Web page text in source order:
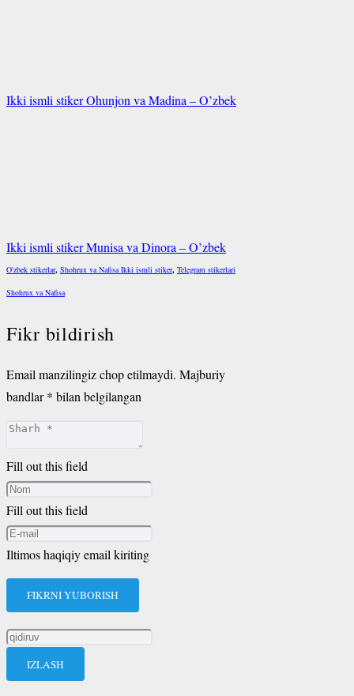
Ikki ismli stiker Ohunjon va Madina – O’zbek
Ikki ismli stiker Munisa va Dinora – O’zbek
O'zbek stikerlar, Shohrux va Nafisa Ikki ismli stiker, Telegram stikerlari
Shohrux va Nafisa
Fikr bildirish
Email manzilingiz chop etilmaydi. Majburiy
bandlar* bilan belgilangan
Fill out this field
Fill out this field
Iltimos haqiqiy email kiriting
FIKRNI YUBORISH
Qidirshish: